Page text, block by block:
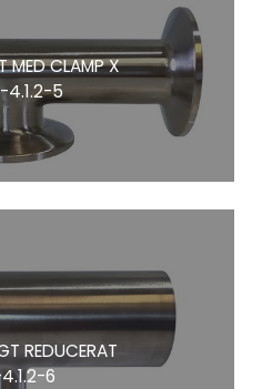
MED CLAMP X
4.1.2-5
REDUCERAT
6